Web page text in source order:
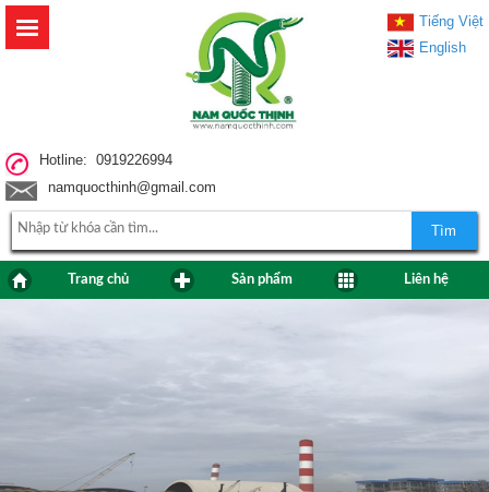
Hotline: 0919226994
namquocthinh@gmail.com
Tiếng Việt
English
Tìm
Trang chủ Sản phẩm Liên hệ